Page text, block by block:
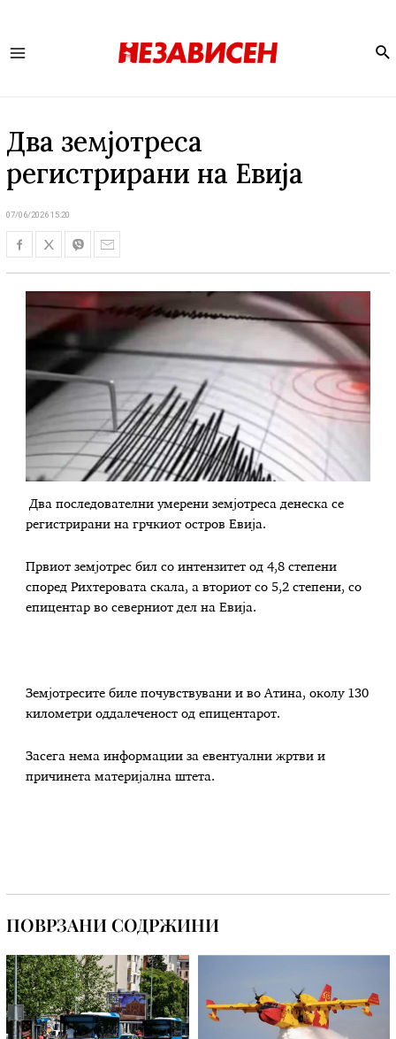
Два земјотреса
регистрирани на Евија
07/06/2026 15:20
Два последователни умерени земјотреса денеска се
регистрирани на грчкиот остров Евија.
Првиот земјотрес бил со интензитет од 4,8 степени
според Рихтеровата скала, а вториот со 5,2 степени, со
епицентар во северниот дел на Евија.
Земјотресите биле почувствувани и во Атина, околу 130
километри оддалеченост од епицентарот.
Засега нема информации за евентуални жртви и
причинета материјална штета.
ПОВРЗАНИ СОДРЖИНИ